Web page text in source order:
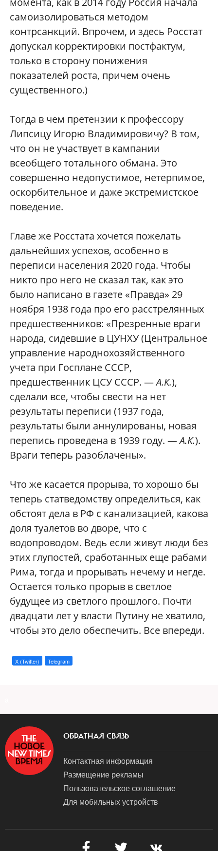
самоизолироваться методом
контрсанкций. Впрочем, и здесь Росстат
допускал корректировки постфактум,
только в сторону понижения
показателей роста, причем очень
существенного.)
Тогда в чем претензии к профессору
Липсицу Игорю Владимировичу? В том,
что он не участвует в кампании
всеобщего тотального обмана. Это
совершенно недопустимое, нетерпимое,
оскорбительное и даже экстремистское
поведение.
Главе же Росстата хочется пожелать
дальнейших успехов, особенно в
переписи населения 2020 года. Чтобы
никто про него не сказал так, как это
было написано в газете «Правда» 29
ноября 1938 года про его расстрелянных
предшественников: «Презренные враги
народа, сидевшие в ЦУНХУ (Центральное
управление народнохозяйственного
учета при Госплане СССР,
предшественник ЦСУ СССР. —А.К.),
сделали все, чтобы свести на нет
результаты переписи (1937 года,
результаты были аннулированы, новая
перепись проведена в 1939 году. —А.К.).
Враги теперь разоблачены».
Что же касается прорыва, то хорошо бы
теперь статведомству определиться, как
обстоят дела в РФ с канализацией, какова
доля туалетов во дворе, что с
водопроводом. Ведь если живут люди без
этих глупостей, сработанных еще рабами
Рима, тогда и прорывать нечему и негде.
Остается только прорыв в светлое
будущее из светлого прошлого. Почти
двадцати лет у власти Путину не хватило,
чтобы это дело обеспечить. Все впереди.
X (Twitter) Telegram
ОБРАТНАЯ СВЯЗЬ
Контактная информация
Размещение рекламы
Пользовательское соглашение
Для мобильных устройств